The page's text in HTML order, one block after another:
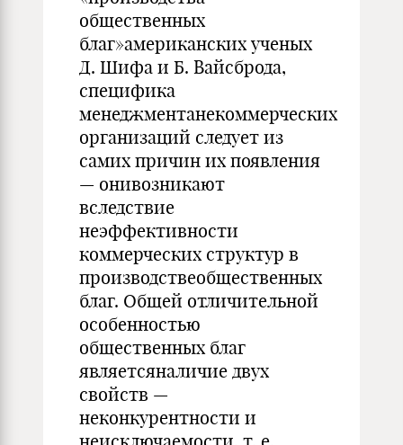
общественных
благ»американских ученых
Д. Шифа и Б. Вайсброда,
специфика
менеджментанекоммерческих
органи­заций следует из
самих причин их появления
— онивоз­никают
вследствие
неэффективности
коммерческих струк­тур в
производствеобщественных
благ. Общей отличительной
особенностью
общественных благ
являетсяналичие двух
свойств —
неконкурентности и